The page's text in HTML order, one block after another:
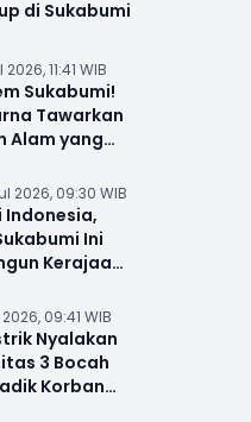
di Sukabumi
11:41 WIB
Sukabumi!
Tawarkan
Alam yang
2026, 09:30 WIB
Indonesia,
Ini
Kerajaan
09:41 WIB
Nyalakan
3 Bocah
Korban